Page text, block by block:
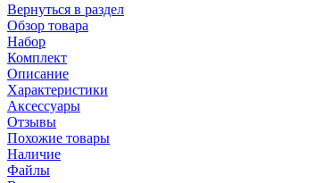
Вернуться в раздел
Обзор товара
Набор
Комплект
Описание
Характеристики
Аксессуары
Отзывы
Похожие товары
Наличие
Файлы